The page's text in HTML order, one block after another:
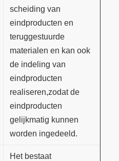
scheiding van
eindproducten en
teruggestuurde
materialen en kan ook
de indeling van
eindproducten
realiseren,zodat de
eindproducten
gelijkmatig kunnen
worden ingedeeld.
Het bestaat